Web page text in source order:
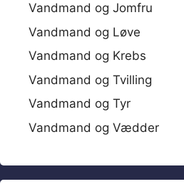
Vandmand og Jomfru
Vandmand og Løve
Vandmand og Krebs
Vandmand og Tvilling
Vandmand og Tyr
Vandmand og Vædder